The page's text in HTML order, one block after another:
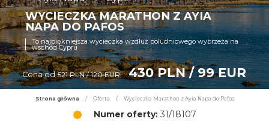
WYCIECZKA MARATHON Z AYIA
NAPA DO PAFOS
To najpiękniejsza wycieczka wzdłuż południowego wybrzeża na
wschód Cypru
Cena od 521 PLN / 120 EUR 430 PLN / 99 EUR
Strona główna / Oferta / Wycieczka Marathon z Ayia Napa do Pafos
Numer oferty:31/18107